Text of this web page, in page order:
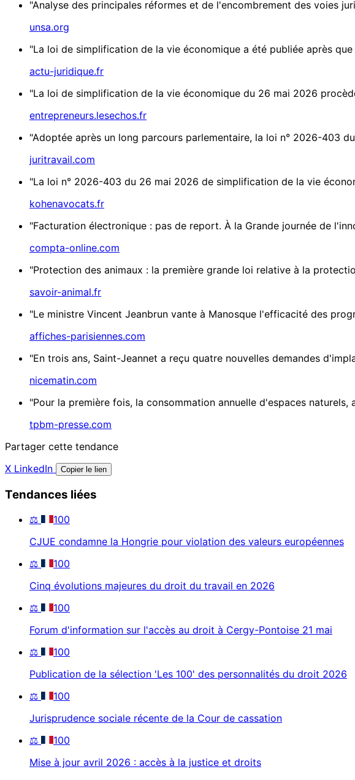
"Analyse des principales réformes et de l'encombrement des voies
unsa.org
"La loi de simplification de la vie économique a été publiée après
actu-juridique.fr
"La loi de simplification de la vie économique du 26 mai 2026
entrepreneurs.lesechos.fr
"Adoptée après un long parcours parlementaire, la loi n° 2026-403
juritravail.com
"La loi n° 2026-403 du 26 mai 2026 de simplification de la vie
kohenavocats.fr
"Facturation électronique : pas de report. À la Grande journée de
compta-online.com
"Protection des animaux : la première grande loi relative à la
savoir-animal.fr
"Le ministre Vincent Jeanbrun vante à Manosque l'efficacité des
affiches-parisiennes.com
"En trois ans, Saint-Jeannet a reçu quatre nouvelles demandes
nicematin.com
"Pour la première fois, la consommation annuelle d'espaces
tpbm-presse.com
Partager cette tendance
X LinkedIn Copier le lien
Tendances liées
⚖️
100
CJUE condamne la Hongrie pour violation des valeurs européennes
⚖️
100
Cinq évolutions majeures du droit du travail en 2026
⚖️
100
Forum d'information sur l'accès au droit à Cergy-Pontoise 21 mai
⚖️
100
Publication de la sélection 'Les 100' des personnalités du droit 2026
⚖️
100
Jurisprudence sociale récente de la Cour de cassation
⚖️
100
Mise à jour avril 2026 : accès à la justice et droits